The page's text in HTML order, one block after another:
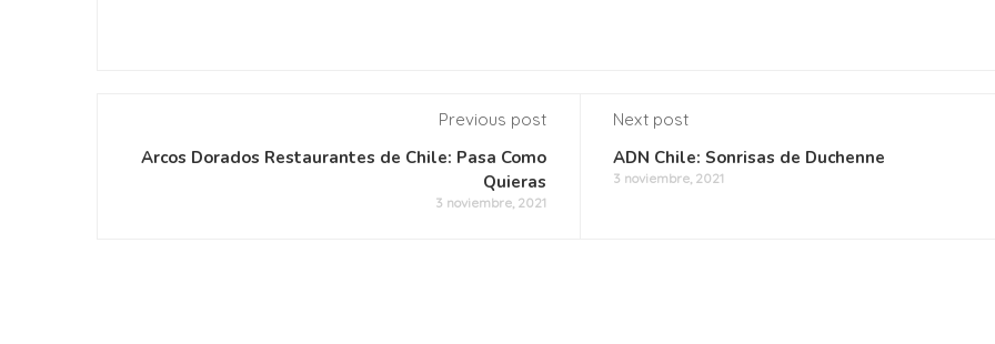
Previous post
Arcos Dorados Restaurantes de Chile: Pasa Como
Quieras
3 noviembre, 2021
Next post
ADN Chile: Sonrisas de Duchenne
3 noviembre, 2021